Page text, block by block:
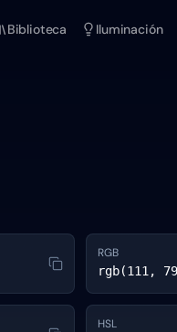
Biblioteca Iluminación
RGB
rgb(111,
HSL